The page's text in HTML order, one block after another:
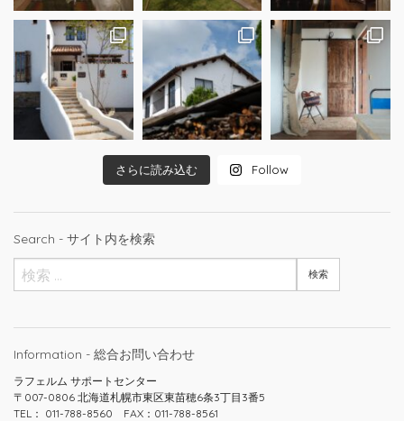
さらに読み込む Follow
Search - サイト内を検索
Information - 総合お問い合わせ
ラフェルム サポートセンター
〒007-0806 北海道札幌市東区東苗穂6条3丁目3番5
TEL： 011-788-8560 FAX：011-788-8561